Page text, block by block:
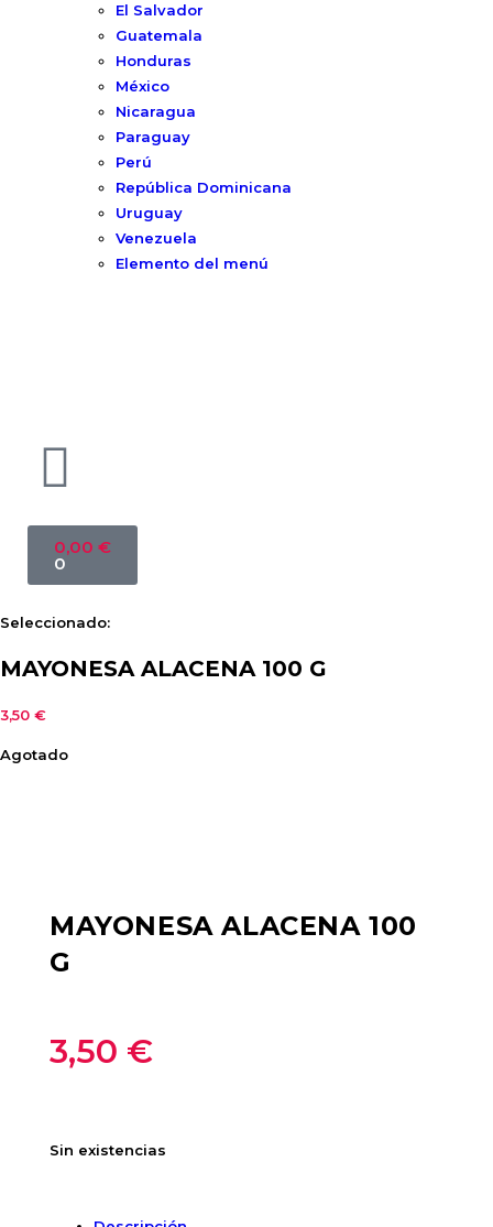
El Salvador
Guatemala
Honduras
México
Nicaragua
Paraguay
Perú
República Dominicana
Uruguay
Venezuela
Elemento del menú
0,00 €
0
Seleccionado:
MAYONESA ALACENA 100 G
3,50 €
Agotado
MAYONESA ALACENA 100
G
3,50 €
Sin existencias